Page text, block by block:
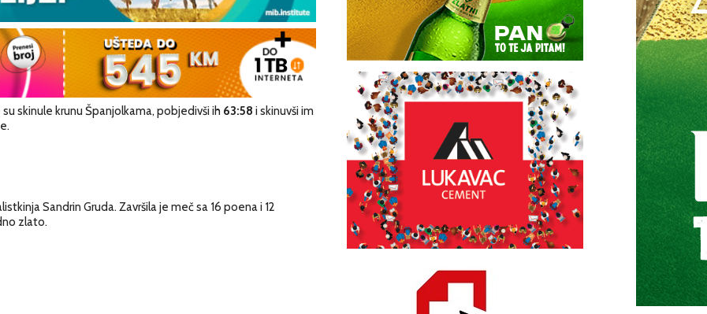
skinule krunu Španjolkama, pobjedivši ih 63:58 i skinuvši im
Sandrin Gruda. Završila je meč sa 16 poena i 12
zlato.